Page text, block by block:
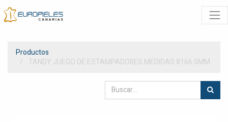
Productos
TANDY JUEGO DE ESTAMPADORES MEDIDAS 8166 5MM